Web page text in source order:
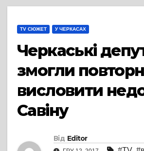
TV СЮЖЕТ У ЧЕРКАСАХ
Черкаські
змогли
висловити
Савіну
Від Editor